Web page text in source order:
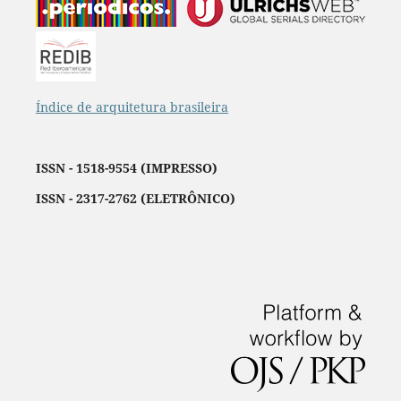
Índice de arquitetura brasileira
ISSN - 1518-9554 (IMPRESSO)
ISSN - 2317-2762 (ELETRÔNICO)